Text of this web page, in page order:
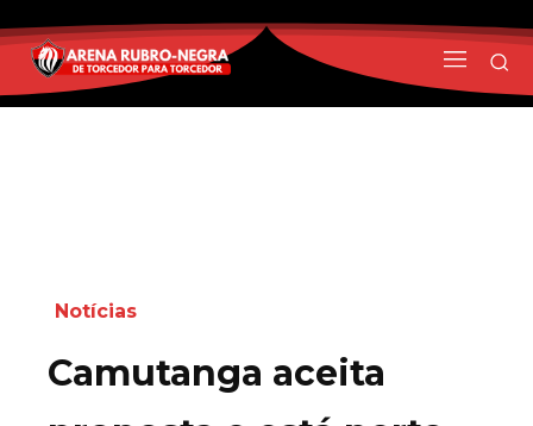
Notícias
Camutanga aceita